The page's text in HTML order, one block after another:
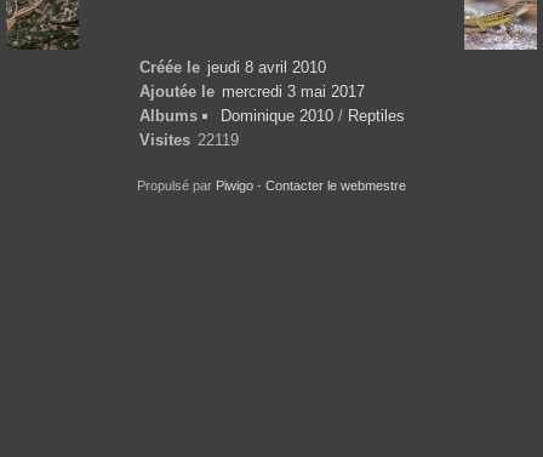
Créée le jeudi 8 avril 2010
Ajoutée le mercredi 3 mai 2017
Albums
Dominique 2010 / Reptiles
Visites 22119
Propulsé par Piwigo - Contacter le webmestre